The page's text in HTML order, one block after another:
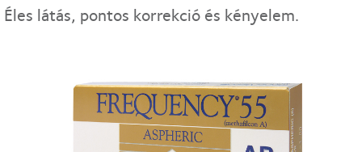
Éles látás, pontos korrekció és kényelem.